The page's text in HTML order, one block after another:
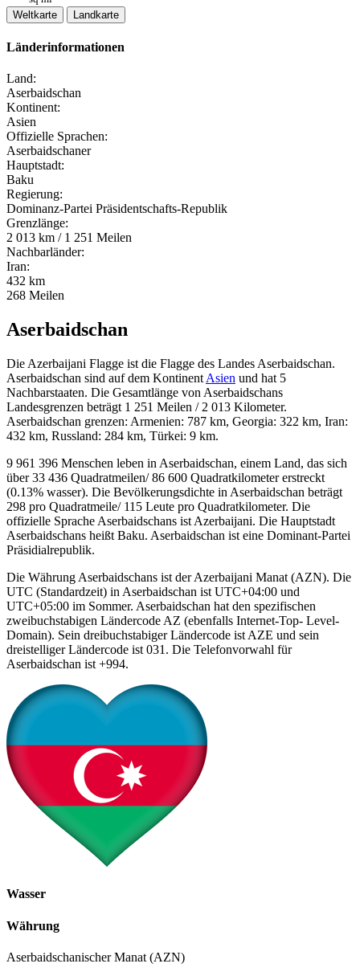
Weltkarte
Landkarte
Länderinformationen
Land:
Aserbaidschan
Kontinent:
Asien
Offizielle Sprachen:
Aserbaidschaner
Hauptstadt:
Baku
Regierung:
Dominanz-Partei Präsidentschafts-Republik
Grenzlänge:
2 013 km / 1 251 Meilen
Nachbarländer:
Iran:
432 km
268 Meilen
Aserbaidschan
Die Azerbaijani Flagge ist die Flagge des Landes Aserbaidschan.
Aserbaidschan sind auf dem Kontinent Asien und hat 5
Nachbarstaaten. Die Gesamtlänge von Aserbaidschans
Landesgrenzen beträgt 1 251 Meilen / 2 013 Kilometer.
Aserbaidschan grenzen: Armenien: 787 km, Georgia: 322 km, Iran:
432 km, Russland: 284 km, Türkei: 9 km.
9 961 396 Menschen leben in Aserbaidschan, einem Land, das sich
über 33 436 Quadratmeilen/ 86 600 Quadratkilometer erstreckt
(0.13% wasser). Die Bevölkerungsdichte in Aserbaidschan beträgt
298 pro Quadratmeile/ 115 Leute pro Quadratkilometer. Die
offizielle Sprache Aserbaidschans ist Azerbaijani. Die Hauptstadt
Aserbaidschans heißt Baku. Aserbaidschan ist eine Dominant-Partei
Präsidialrepublik.
Die Währung Aserbaidschans ist der Azerbaijani Manat (AZN). Die
UTC (Standardzeit) in Aserbaidschan ist UTC+04:00 und
UTC+05:00 im Sommer. Aserbaidschan hat den spezifischen
zweibuchstabigen Ländercode AZ (ebenfalls Internet-Top- Level-
Domain). Sein dreibuchstabiger Ländercode ist AZE und sein
dreistelliger Ländercode ist 031. Die Telefonvorwahl für
Aserbaidschan ist +994.
Wasser
Währung
Aserbaidschanischer Manat (AZN)